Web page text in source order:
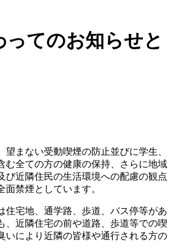
ってのお知らせと
まない受動喫煙の防止並びに学生、
む全ての方の健康の保持、さらに地域
び近隣住民の生活環境への配慮の観点
禁煙としています。
宅地、通学路、歩道、バス停等があ
、近隣住宅の前や道路、歩道等での喫
いにより近隣の皆様や通行される方の